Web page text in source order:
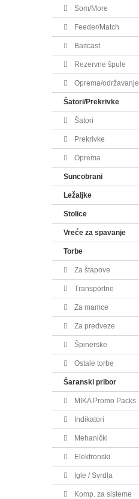
Som/More
Feeder/Match
Baitcast
Rezervne špule
Oprema/održavanje
Šatori/Prekrivke
Šatori
Prekrivke
Oprema
Suncobrani
Ležaljke
Stolice
Vreće za spavanje
Torbe
Za štapove
Transportne
Za mamce
Za predveze
Špinerske
Ostale torbe
Šaranski pribor
MIKA Promo Packs
Indikatori
Mehanički
Elektronski
Igle / Svrdla
Komp. za sisteme